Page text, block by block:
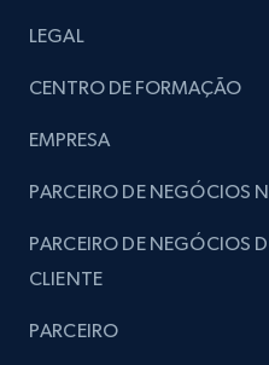
Lazada - Products -
keyword
price, Currency, Stock,
LEGAL
CENTRO DE FORMAÇÃO
EMPRESA
PARCEIRO DE NEGÓCIOS
PARCEIRO DE NEGÓCIOS
CLIENTE
PARCEIRO